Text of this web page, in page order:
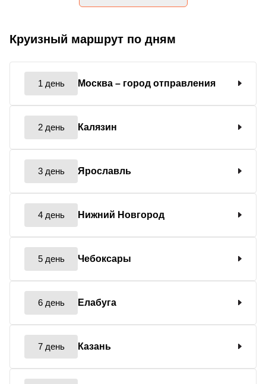
Круизный маршрут по дням
1 день Москва – город отправления
2 день Калязин
3 день Ярославль
4 день Нижний Новгород
5 день Чебоксары
6 день Елабуга
7 день Казань